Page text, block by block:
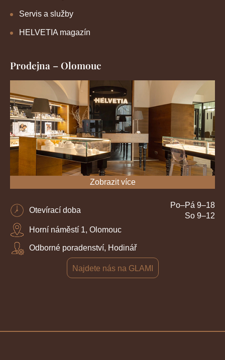
Servis a služby
HELVETIA magazín
Prodejna – Olomouc
Zobrazit více
Otevírací doba
Po–Pá 9–18
So 9–12
Horní náměstí 1, Olomouc
Odborné poradenství, Hodinář
Najdete nás na GLAMI